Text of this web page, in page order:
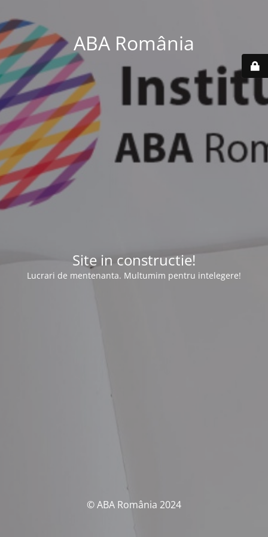
ABA România
Site in constructie!
Lucrari de mentenanta. Multumim pentru intelegere!
© ABA România 2024